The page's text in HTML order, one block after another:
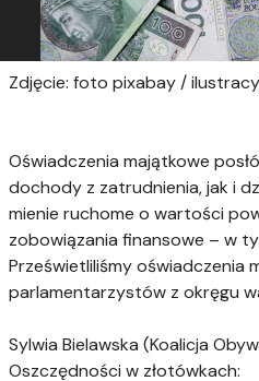
Zdjęcie: foto pixabay /
Oświadczenia majątkowe
dochody z zatrudnienia, jak i
mienie ruchome o wartości
zobowiązania finansowe – w
Prześwietliliśmy oświadczenia
parlamentarzystów z okręgu
Sylwia Bielawska (Koalicja
Oszczędności w złotówkach: